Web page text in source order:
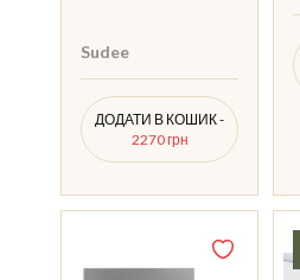
Sudee
ДОДАТИ В КОШИК -
2270 грн